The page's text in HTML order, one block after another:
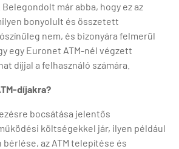
már abba, hogy ez az
bonyolult és összetett
nem, és bizonyára felmerül
egy Euronet ATM-nél végzett
díjjal a felhasználó számára.
díjakra?
bocsátása jelentős
költségekkel jár, ilyen például
az ATM telepítése és